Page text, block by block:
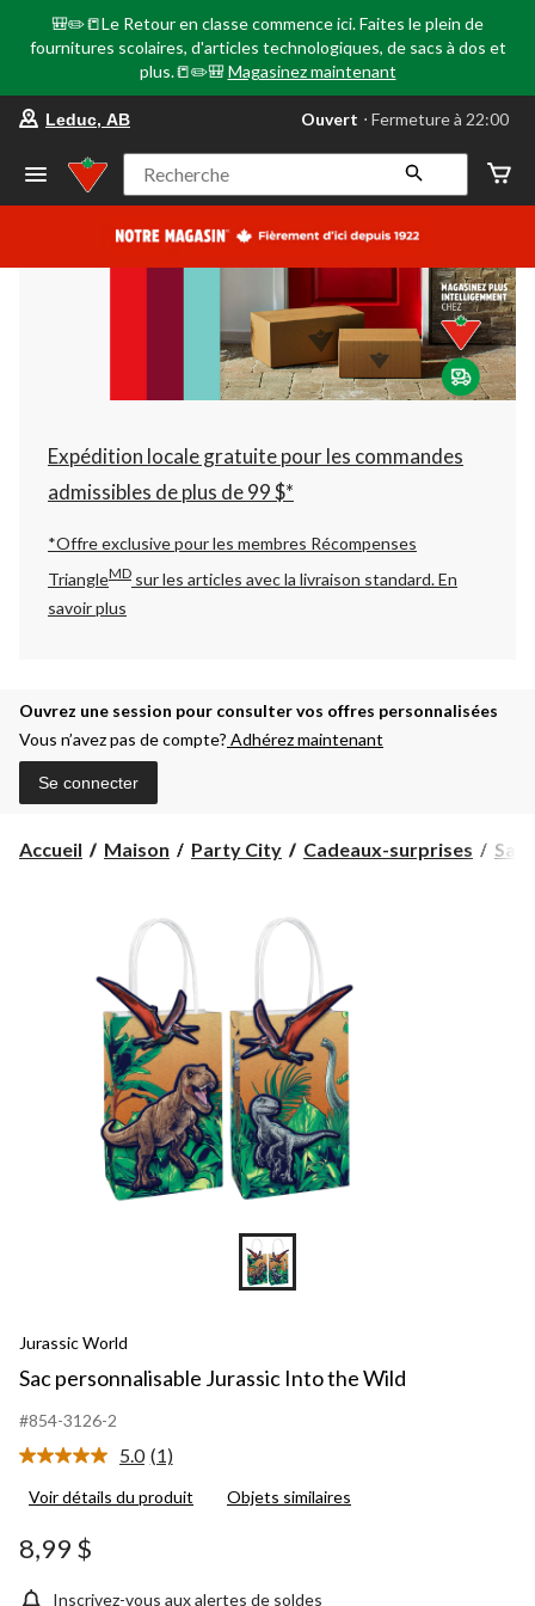
🎒✏️📒Le Retour en classe commence ici. Faites le plein de
fournitures scolaires, d'articles technologiques, de sacs à dos et
plus.📒✏️🎒 Magasinez maintenant
votre
préféré
Leduc,
AB,
courament
Fermeture
à
22:00
cliquer
pour
changer
Leduc, AB Ouvert ⋅ Fermeture à 22:00
Recherche
Expédition locale gratuite pour les commandes
admissibles de plus de 99 $*
*Offre exclusive pour les membres Récompenses
TriangleMD sur les articles avec la livraison standard.En
savoir plus
Ouvrez une session pour consulter vos offres personnalisées
Vous n’avez pas de compte? Adhérez maintenant
Se connecter
Accueil Maison Party City Cadeaux-surprises Sacs
Jurassic World
Sac personnalisable Jurassic Into the Wild
#854-3126-2
5.0 Lire
commentaire.
page.
(1)
Voir détails du produit Objets similaires
8,99 $
Inscrivez-vous aux alertes de soldes